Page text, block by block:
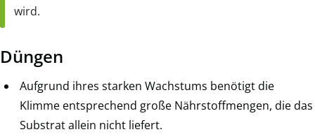
wird.
Düngen
Aufgrund ihres starken Wachstums benötigt die
Klimme entsprechend große Nährstoffmengen, die das
Substrat allein nicht liefert.